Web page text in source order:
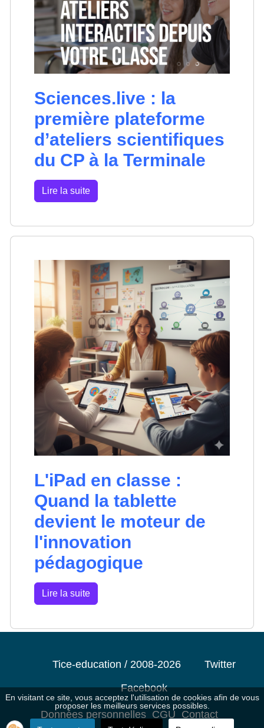
Sciences.live : la
première plateforme
d’ateliers scientifiques
du CP à la Terminale
Lire la suite
L'iPad en classe :
Quand la tablette
devient le moteur de
l'innovation
pédagogique
Lire la suite
Tice-education / 2008-2026
Twitter
Facebook
Données personnelles CGU Contact
En visitant ce site, vous acceptez l'utilisation de cookies afin de vous
proposer les meilleurs services possibles.